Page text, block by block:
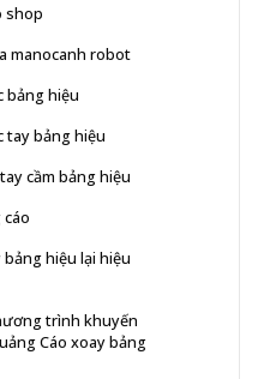
shop
manocanh robot
bảng hiệu
tay bảng hiệu
cầm bảng hiệu
hiệu lại hiệu
trình khuyến
Cáo xoay bảng